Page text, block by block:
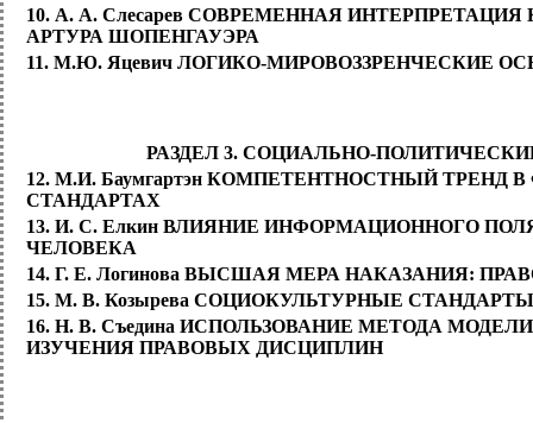
10. А. А. Слесарев СОВРЕМЕННАЯ
АРТУРА ШОПЕНГАУЭРА
11. М.Ю. Яцевич ЛОГИКО-МИРОВОЗЗРЕНЧЕСКИЕ
РАЗДЕЛ 3. СОЦИАЛЬНО-
12. М.И. Баумгартэн КОМПЕТЕНТНОСТНЫЙ
СТАНДАРТАХ
13. И. С. Елкин ВЛИЯНИЕ ИНФОРМАЦИОННОГО
ЧЕЛОВЕКА
14. Г. Е. Логинова ВЫСШАЯ МЕРА НАКАЗАНИЯ:
15. М. В. Козырева СОЦИОКУЛЬТУРНЫЕ
16. Н. В. Съедина ИСПОЛЬЗОВАНИЕ МЕТОДА
ИЗУЧЕНИЯ ПРАВОВЫХ ДИСЦИПЛИН